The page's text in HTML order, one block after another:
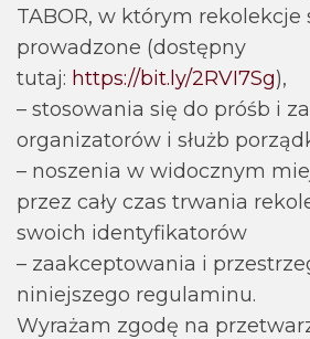
TABOR, w którym rekolekcje
prowadzone (dostępny
tutaj: https://bit.ly/2RVI7Sg),
– stosowania się do próśb i
organizatorów i służb
– noszenia w widocznym
przez cały czas trwania
swoich identyfikatorów
– zaakceptowania i
niniejszego regulaminu.
Wyrażam zgodę na